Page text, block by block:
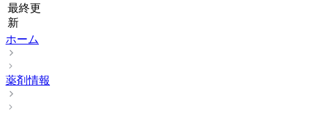
最終更
新
ホーム
薬剤情報